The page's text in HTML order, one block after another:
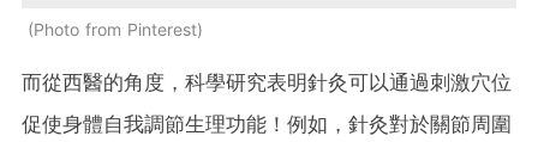
Photo from Pinterest
而從西醫的角度，科學研究表明針灸可以通過刺激穴位
促使身體自我調節生理功能！例如，針灸對於關節周圍